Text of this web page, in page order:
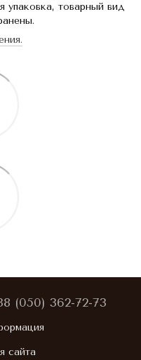
упаковка, товарный вид
(050) 362-72-73
сайта